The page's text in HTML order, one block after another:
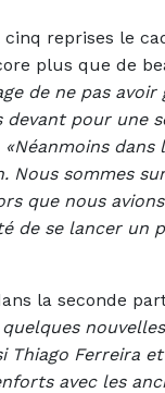
reprises le
plus que de
de ne pas
pour une
«Néanmoins dans
Nous sommes
que nous
de se lancer un
la seconde
Thiago Ferreira
avec les